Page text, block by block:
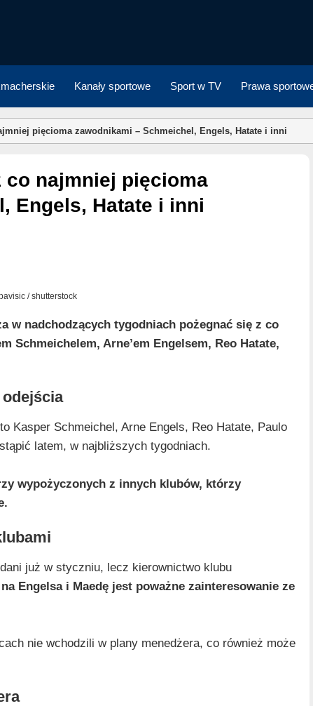
Kanały sportowe Sport w TV Prawa
pięcioma zawodnikami – Schmeichel, Engels, Hatate i inni
Engels, Hatate i inni
/ shutterstock
w nadchodzących tygodniach pożegnać się z co
Schmeichelem, Arne’em Engelsem, Reo Hatate,
Kasper Schmeichel, Arne Engels, Reo Hatate, Paulo
latem, w najbliższych tygodniach.
wypożyczonych z innych klubów, którzy
już w styczniu, lecz kierownictwo klubu
na Engelsa i Maedę jest poważne zainteresowanie ze
nie wchodzili w plany menedżera, co również może